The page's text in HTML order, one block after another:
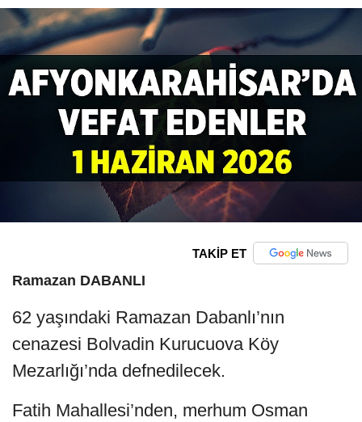
TAKİP ET
Ramazan DABANLI
62 yaşındaki Ramazan Dabanlı’nın
cenazesi Bolvadin Kurucuova Köy
Mezarlığı’nda defnedilecek.
Fatih Mahallesi’nden, merhum Osman